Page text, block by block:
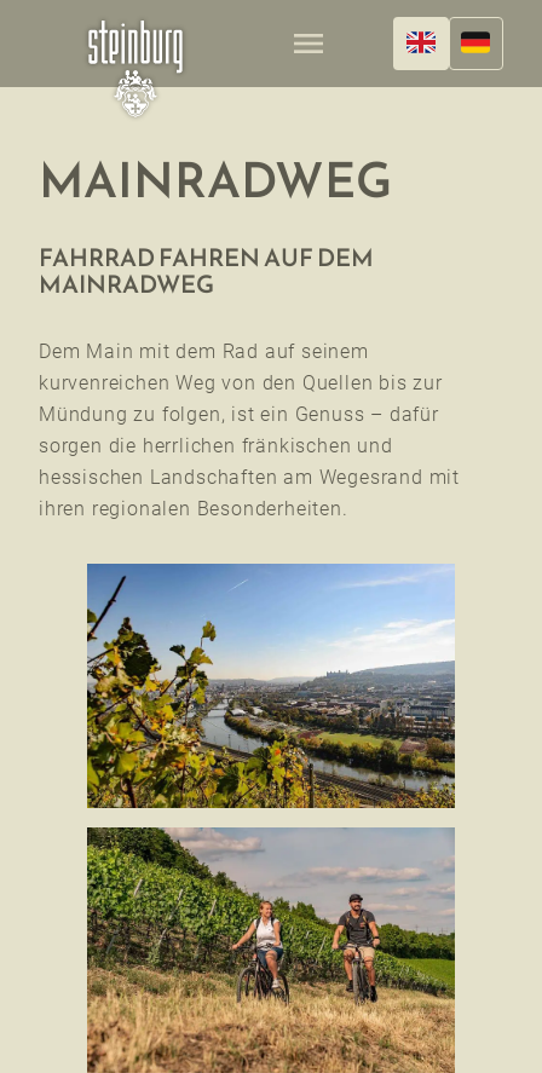
menu
MAINRADWEG
FAHRRAD FAHREN AUF DEM
MAINRADWEG
Dem Main mit dem Rad auf seinem
kurvenreichen Weg von den Quellen bis zur
Mündung zu folgen, ist ein Genuss – dafür
sorgen die herrlichen fränkischen und
hessischen Landschaften am Wegesrand mit
ihren regionalen Besonderheiten.